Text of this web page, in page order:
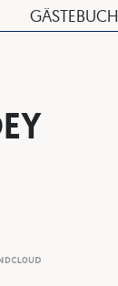
GÄSTEBUCH